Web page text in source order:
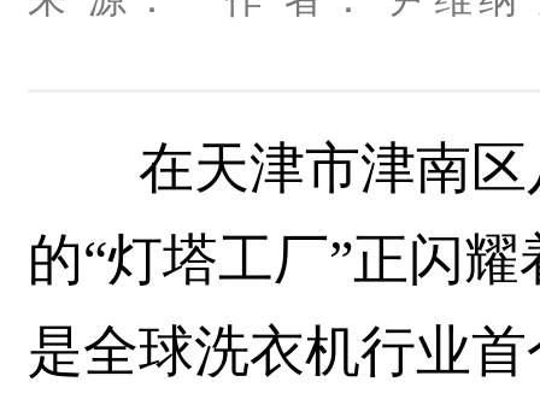
在天津市津南区
的“灯塔工厂”正闪
是全球洗衣机行业